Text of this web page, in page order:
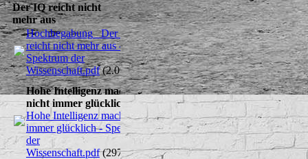
Der IQ reicht nicht
mehr aus
Hochbegabung_ Der IQ
reicht nicht mehr aus -
Spektrum der
Wissenschaft.pdf(2.09MB)
Hohe Intelligenz macht
nicht immer glücklich
Hohe Intelligenz macht nicht
immer glücklich - Spektrum
der
Wissenschaft.pdf(297.01KB)